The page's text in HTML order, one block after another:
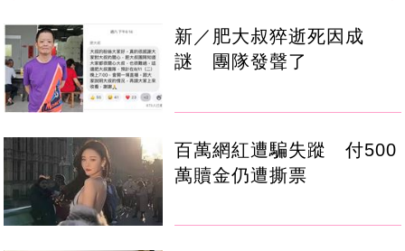
新／肥大叔猝逝死因成
謎 團隊發聲了
百萬網紅遭騙失蹤 付500
萬贖金仍遭撕票